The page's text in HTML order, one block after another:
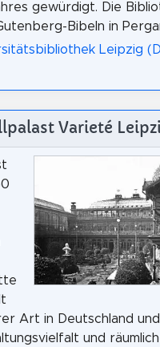
gewürdigt. Die
Bibeln in
Leipzig
Varieté
Art in Deutschland
und